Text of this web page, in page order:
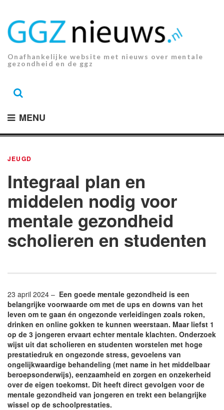
inhoud.
Onafhankelijke website met nieuws over mentale
gezondheid en de ggz
MENU
JEUGD
Integraal plan en
middelen nodig voor
mentale gezondheid
scholieren en studenten
23 april 2024 – Een goede mentale gezondheid is een
belangrijke voorwaarde om met de ups en downs van het
leven om te gaan én ongezonde verleidingen zoals roken,
drinken en online gokken te kunnen weerstaan. Maar liefst 1
op de 3 jongeren ervaart echter mentale klachten. Onderzoek
wijst uit dat scholieren en studenten worstelen met hoge
prestatiedruk en ongezonde stress, gevoelens van
ongelijkwaardige behandeling (met name in het middelbaar
beroepsonderwijs), eenzaamheid en zorgen en onzekerheid
over de eigen toekomst. Dit heeft direct gevolgen voor de
mentale gezondheid van jongeren en trekt een belangrijke
wissel op de schoolprestaties.